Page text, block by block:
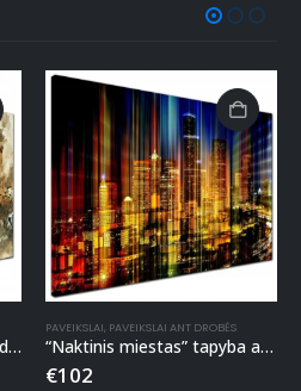
“Meniški žirgai” tapyba ant drobės
PAVEIKSLAI, PAVEIKSLAI ANT DROBĖS
“Naktinis miestas” tapyba ant drobės
€102